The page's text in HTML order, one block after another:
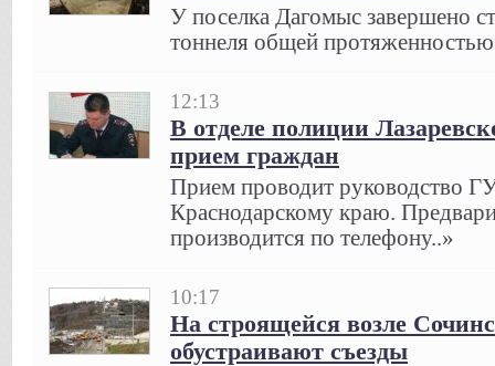
У поселка Дагомыс завершено
тоннеля общей
12:13
В отделе полиции
прием граждан
Прием проводит руководство
Краснодарскому краю.
производится по телефону..»
10:17
На строящейся возле
обустраивают съезды